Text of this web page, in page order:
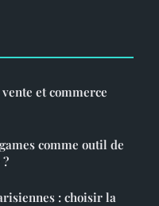
et commerce
comme outil de
: choisir la